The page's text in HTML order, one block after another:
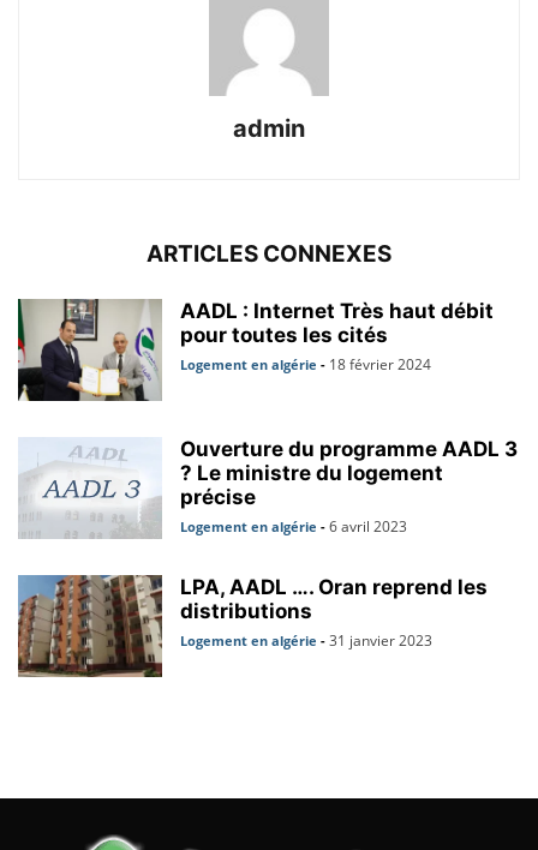
admin
ARTICLES CONNEXES
AADL : Internet Très haut débit
pour toutes les cités
Logement en algérie - 18 février 2024
Ouverture du programme AADL 3
? Le ministre du logement
précise
Logement en algérie - 6 avril 2023
LPA, AADL …. Oran reprend les
distributions
Logement en algérie - 31 janvier 2023